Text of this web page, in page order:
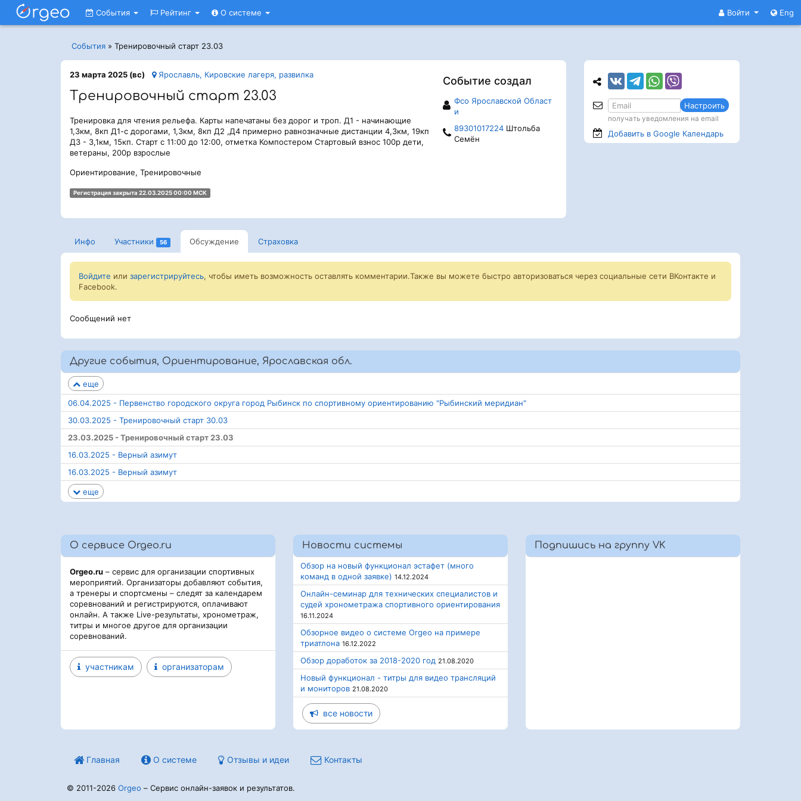
Войти Eng
События Рейтинг О системе
События » Тренировочный старт 23.03
Событие создал
Фсо Ярославской Област
и
89301017224Штольба
Семён
23 марта 2025 (вс) Ярославль, Кировские лагеря, развилка
Тренировочный старт 23.03
Тренировка для чтения рельефа. Карты напечатаны без дорог и троп. Д1 - начинающие
1,3км, 8кп Д1-с дорогами, 1,3км, 8кп Д2 ,Д4 примерно равнозначные дистанции 4,3км, 19кп
Д3 - 3,1км, 15кп. Старт с 11:00 до 12:00, отметка Компостером Стартовый взнос 100р дети,
ветераны, 200р взрослые
Ориентирование, Тренировочные
Регистрация закрыта 22.03.2025 00:00 МСК
Инфо Участники 56 Обсуждение Страховка
Войдите или зарегистрируйтесь, чтобы иметь возможность оставлять комментарии.Также вы можете быстро авторизоваться через социальные сети ВКонтакте и
Facebook.
Сообщений нет
Другие события, Ориентирование, Ярославская обл.
еще
06.04.2025 - Первенство городского округа город Рыбинск по спортивному ориентированию "Рыбинский меридиан"
30.03.2025 - Тренировочный старт 30.03
23.03.2025 - Тренировочный старт 23.03
16.03.2025 - Верный азимут
16.03.2025 - Верный азимут
еще
Настроить
получать уведомления на email
Добавить в Google Календарь
О сервисе Orgeo.ru
Orgeo.ru – сервис для организации спортивных
мероприятий. Организаторы добавляют события,
а тренеры и спортсмены – следят за календарем
соревнований и регистрируются, оплачивают
онлайн. А также Live-результаты, хронометраж,
титры и многое другое для организации
соревнований.
участникам организаторам
Новости системы
Обзор на новый функционал эстафет (много
команд в одной заявке) 14.12.2024
Онлайн-семинар для технических специалистов и
судей хронометража спортивного ориентирования
16.11.2024
Обзорное видео о системе Orgeo на примере
триатлона 16.12.2022
Обзор доработок за 2018-2020 год 21.08.2020
Новый функционал - титры для видео трансляций
и мониторов 21.08.2020
все новости
Подпишись на группу VK
Главная О системе Отзывы и идеи Контакты
© 2011-2026 Orgeo – Сервис онлайн-заявок и результатов.